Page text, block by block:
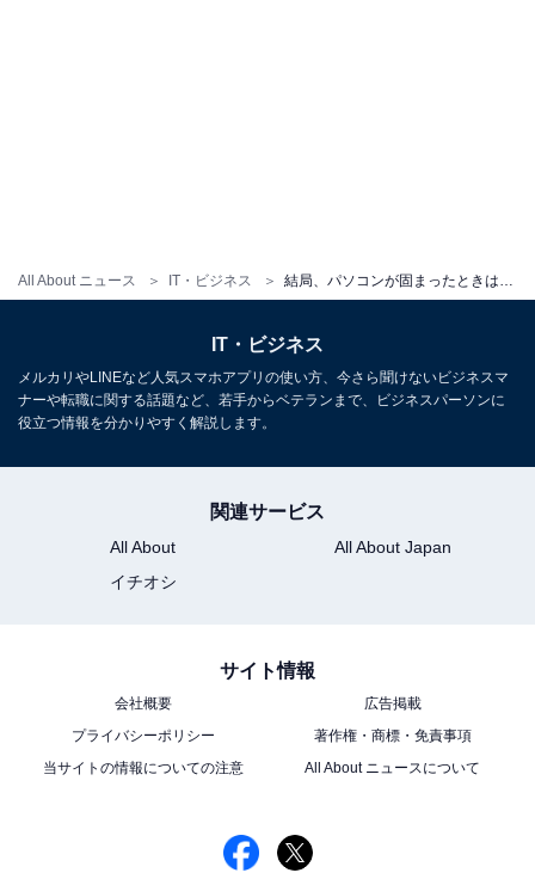
All About ニュース IT・ビジネス
Amazonで人気のノートパソコンを見る
この記事の筆者：
する情報をWebで発信し続けている。それをきっか
IT・ビジネス
メルカリやLINEなど人気スマホアプリの使い方、今さら聞けないビジネスマ
ナーや転職に関する話題など、若手からベテランまで、ビジネスパーソンに
役立つ情報を分かりやすく解説します。
関連サービス
All About
All About Japan
イチオシ
サイト情報
会社概要
広告掲載
プライバシーポリシー
著作権・商標・免責事項
当サイトの情報についての注意
All About ニュースについて